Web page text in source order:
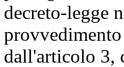
decreto-legge
dall'articolo 3,